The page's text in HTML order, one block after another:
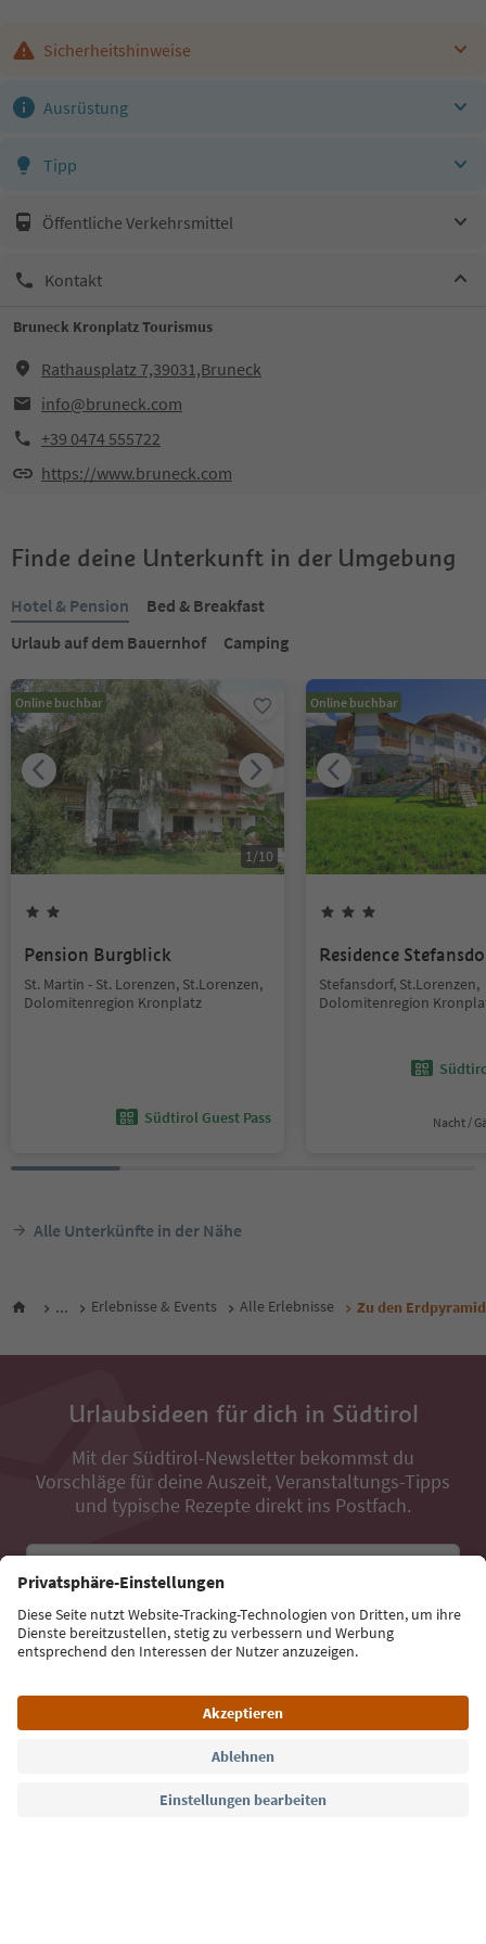
Sicherheitshinweise
Ausrüstung
Tipp
Öffentliche Verkehrsmittel
Kontakt
Bruneck Kronplatz Tourismus
Rathausplatz 7,39031,Bruneck
info@bruneck.com
+39 0474 555722
https://www.bruneck.com
Finde deine Unterkunft in der Umgebung
Hotel & Pension
Bed & Breakfast
Urlaub auf dem Bauernhof
Camping
Online buchbar
1/10
Pension Burgblick
St. Martin - St. Lorenzen, St.Lorenzen,
Dolomitenregion Kronplatz
Südtirol Guest Pass
Online buchbar
Residence
Stefansdorf, St.Lorenzen,
Dolomitenregion
Nacht /
Alle Unterkünfte in der Nähe
... Erlebnisse & Events Alle Erlebnisse Zu den
Urlaubsideen für dich in Südtirol
Mit der Südtirol-Newsletter bekommst du
Vorschläge für deine Auszeit, Veranstaltungs-Tipps
und typische Rezepte direkt ins Postfach.
Jetzt anmelden